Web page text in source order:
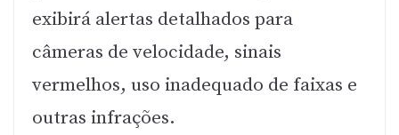
exibirá alertas detalhados para
câmeras de velocidade, sinais
vermelhos, uso inadequado de faixas e
outras infrações.